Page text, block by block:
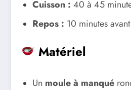
Cuisson : 40 à 45
Repos : 10 minutes
Matériel
Un moule à manqué